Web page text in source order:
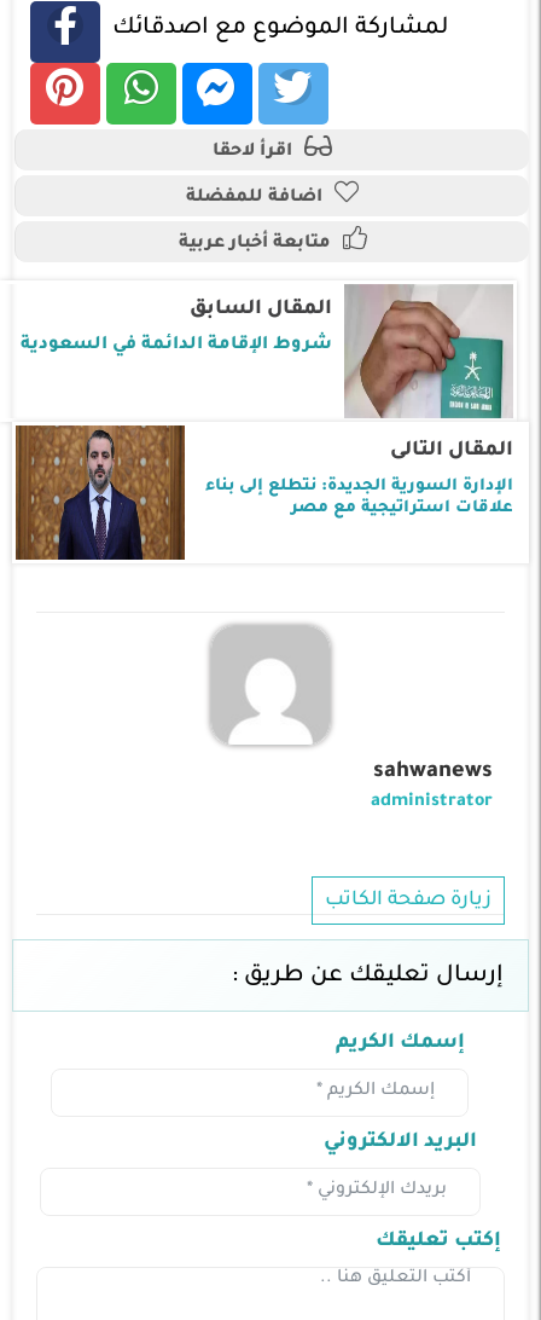
لمشاركة الموضوع مع اصدقائك
اقرأ لاحقا
اضافة للمفضلة
متابعة أخبار عربية
المقال السابق
شروط الإقامة الدائمة في السعودية
المقال التالى
الإدارة السورية الجديدة: نتطلع إلى بناء
علاقات استراتيجية مع مصر
sahwanews
administrator
زيارة صفحة الكاتب
إرسال تعليقك عن طريق :
إسمك الكريم
البريد الالكتروني
إكتب تعليقك